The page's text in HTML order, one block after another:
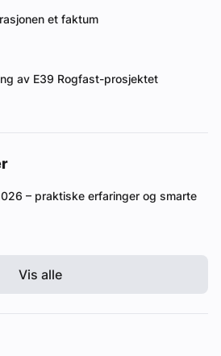
et faktum
av E39 Rogfast-prosjektet
– praktiske erfaringer og smarte
Vis alle